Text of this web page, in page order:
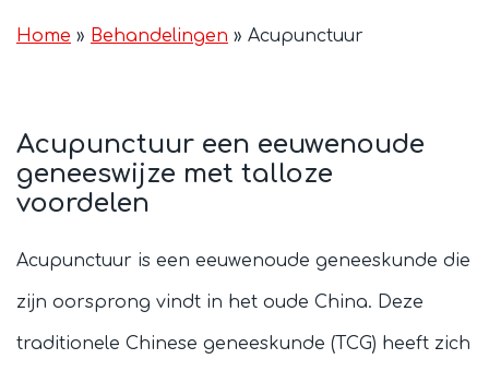
Home » Behandelingen » Acupunctuur
Acupunctuur een eeuwenoude
geneeswijze met talloze
voordelen
Acupunctuur is een eeuwenoude geneeskunde die
zijn oorsprong vindt in het oude China. Deze
traditionele Chinese geneeskunde (TCG) heeft zich